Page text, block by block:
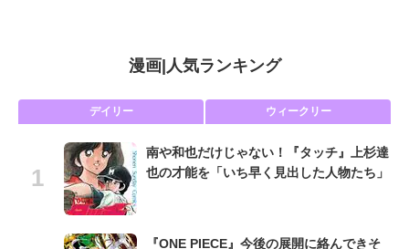
漫画| 人気ランキング
デイリー ウィークリー
南や和也だけじゃない！『タッチ』上杉達
也の才能を「いち早く見出した人物たち」
『ONE PIECE』今後の展開に絡んできそ